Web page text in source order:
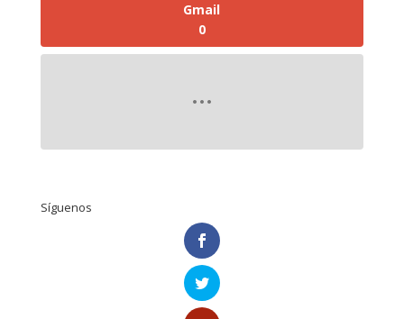
Gmail
0
Síguenos